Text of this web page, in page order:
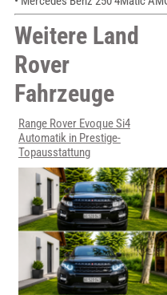
Weitere Land
Rover
Fahrzeuge
Range Rover Evoque Si4
Automatik in Prestige-
Topausstattung